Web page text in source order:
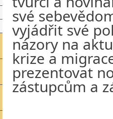
své
vyjádřit své
názory na
krize a
prezentovat
zástupcům a